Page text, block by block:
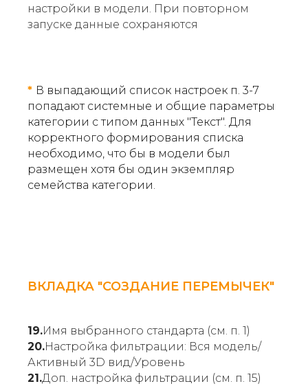
настройки в модели. При повторном
запуске данные сохраняются
* В выпадающий список настроек п. 3-7
попадают системные и общие параметры
категории с типом данных "Текст". Для
корректного формирования списка
необходимо, что бы в модели был
размещен хотя бы один экземпляр
семейства категории.
ВКЛАДКА "СОЗДАНИЕ ПЕРЕМЫЧЕК"
19.Имя выбранного стандарта (см. п. 1)
20.Настройка фильтрации: Вся модель/
Активный 3D вид/Уровень
21.Доп. настройка фильтрации (см. п. 15)